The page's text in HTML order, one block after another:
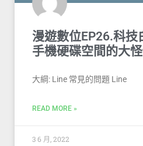
漫遊數位EP26.科技
手機硬碟空間的大
大綱: Line 常見的問題 Line
READ MORE »
3 6 月, 2022